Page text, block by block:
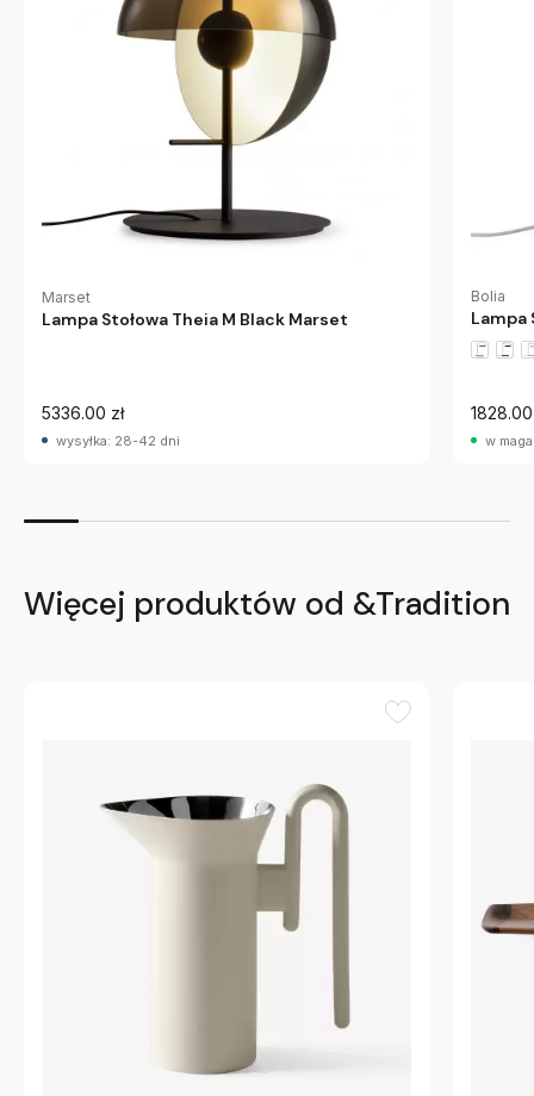
Marset
Lampa Stołowa Theia M Black Marset
5336.00 zł
wysyłka: 28-42 dni
Bolia
Lampa
1828.00
w
Więcej produktów od &Tradition